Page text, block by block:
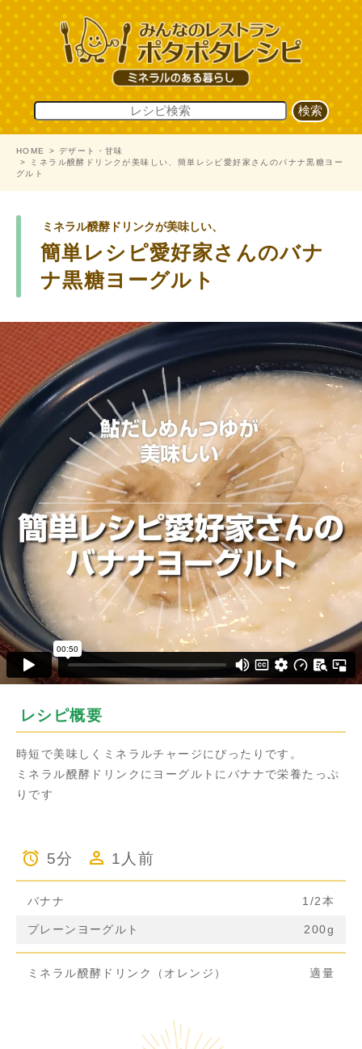
HOME
デザート・甘味
ミネラル醗酵ドリンクが美味しい、簡単レシピ愛好家さんのバナナ黒糖ヨー
グルト
ミネラル醗酵ドリンクが美味しい、
簡単レシピ愛好家さんのバナ
ナ黒糖ヨーグルト
レシピ概要
時短で美味しくミネラルチャージにぴったりです。
ミネラル醗酵ドリンクにヨーグルトにバナナで栄養たっぷ
りです
5分 1人前
バナナ 1/2本
プレーンヨーグルト 200g
ミネラル醗酵ドリンク（オレンジ） 適量